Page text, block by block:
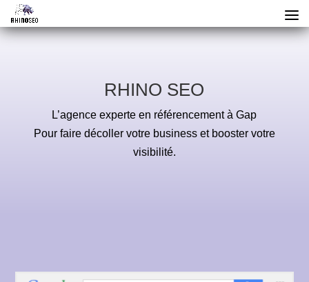
RHINO SEO
L’agence experte en référencement à Gap
Pour faire décoller votre business et booster votre
visibilité.